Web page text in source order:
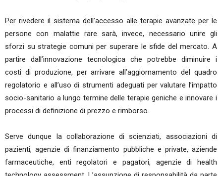
Per rivedere il sistema dell’accesso alle terapie avanzate per le
persone con malattie rare sarà, invece, necessario unire gli
sforzi su strategie comuni per superare le sfide del mercato. A
partire dall’innovazione tecnologica che potrebbe diminuire i
costi di produzione, per arrivare all’aggiornamento del quadro
regolatorio e all’uso di strumenti adeguati per valutare l’impatto
socio-sanitario a lungo termine delle terapie geniche e innovare i
processi di definizione di prezzo e rimborso.
Serve dunque la collaborazione di scienziati, associazioni di
pazienti, agenzie di finanziamento pubbliche e private, aziende
farmaceutiche, enti regolatori e pagatori, agenzie di health